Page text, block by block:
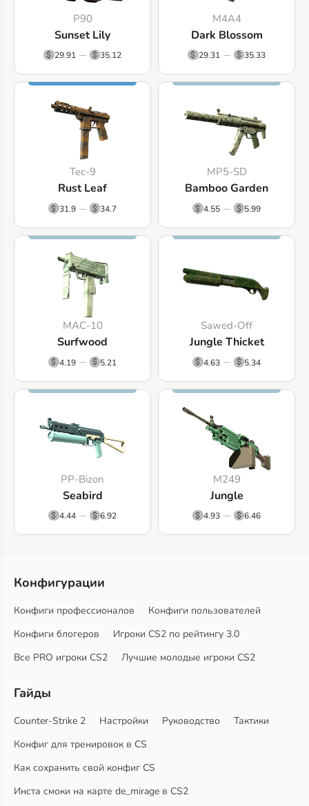
P90
Sunset Lily
29.91 35.12
M4A4
Dark Blossom
29.31 35.33
Tec-9
Rust Leaf
31.9 34.7
MP5-SD
Bamboo Garden
4.55 5.99
MAC-10
Surfwood
4.19 5.21
Sawed-Off
Jungle Thicket
4.63 5.34
PP-Bizon
Seabird
4.44 6.92
M249
Jungle
4.93 6.46
Конфигурации
Конфиги профессионалов
Конфиги пользователей
Конфиги блогеров
Игроки CS2 по рейтингу 3.0
Все PRO игроки CS2
Лучшие молодые игроки CS2
Гайды
Counter-Strike 2 Настройки Руководство
Тактики
Конфиг для тренировок в CS
Как сохранить свой конфиг CS
Инста смоки на карте de_mirage в CS2